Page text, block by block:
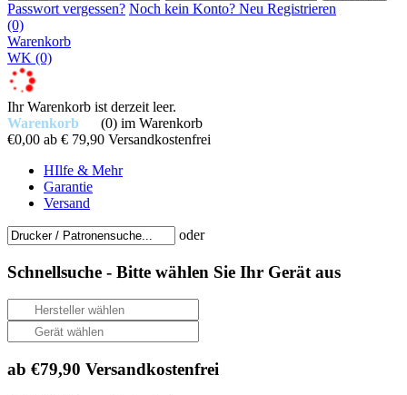
Passwort vergessen? Noch kein Konto? Neu Registrieren
(0)
Warenkorb
WK (0)
Ihr Warenkorb ist derzeit leer.
Warenkorb
(0) im Warenkorb
€0,00 ab € 79,90 Versandkostenfrei
HIlfe & Mehr
Garantie
Versand
oder
Schnellsuche - Bitte wählen Sie Ihr Gerät aus
ab €79,90 Versandkostenfrei